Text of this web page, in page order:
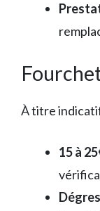
À titre
15 à